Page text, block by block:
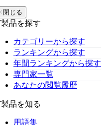
閉じる
品を探す
カテゴリーから探す
ランキングから探す
年間ランキングから探す
専門家一覧
あなたの閲覧履歴
品を知る
用語集